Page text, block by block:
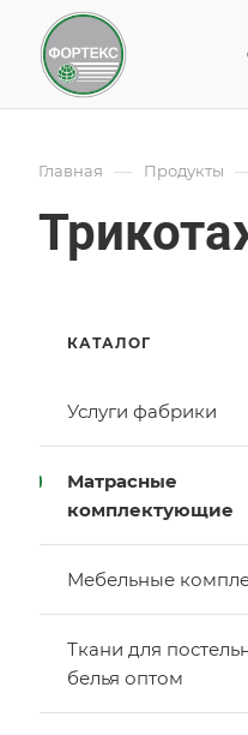
Главная — Продукты
КАТАЛОГ
Услуги фабрики
Матрасные
комплектующие
Мебельные
Ткани для
белья оптом